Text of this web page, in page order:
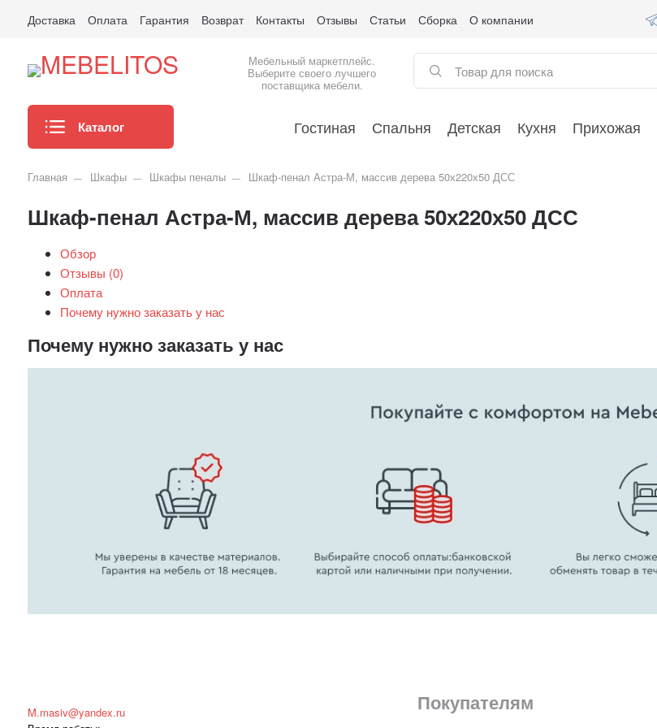
Доставка Оплата Гарантия Возврат Контакты Отзывы Статьи Сборка О компании
Мебельный маркетплейс.
Выберите своего лучшего
поставщика мебели.
Каталог Гостиная Спальня Детская Кухня Прихожая
Главная Шкафы Шкафы пеналы Шкаф-пенал Астра-М, массив дерева 50х220х50 ДСС
Шкаф-пенал Астра-М, массив дерева 50х220х50 ДСС
Обзор
Отзывы (0)
Оплата
Почему нужно заказать у нас
Почему нужно заказать у нас
M.masiv@yandex.ru
Покупателям